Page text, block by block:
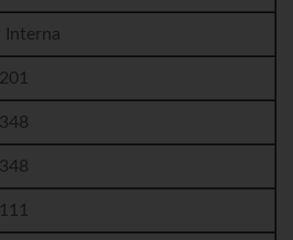
Interna